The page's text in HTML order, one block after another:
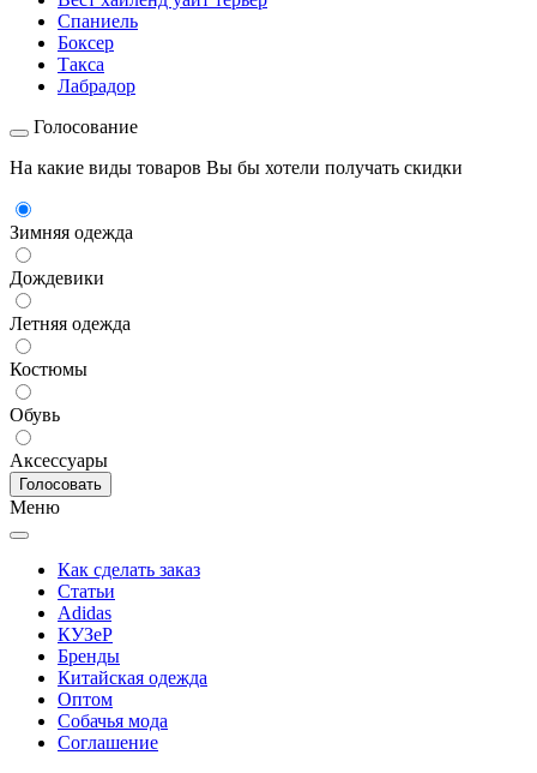
Спаниель
Боксер
Такса
Лабрадор
Голосование
На какие виды товаров Вы бы хотели получать скидки
Зимняя одежда
Дождевики
Летняя одежда
Костюмы
Обувь
Аксессуары
Меню
Как сделать заказ
Статьи
Adidas
КУЗеР
Бренды
Китайская одежда
Оптом
Собачья мода
Соглашение